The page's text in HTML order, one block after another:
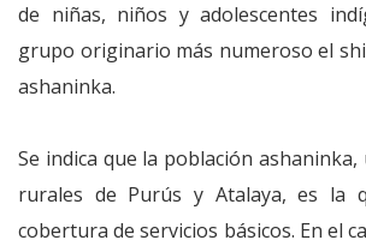
de niñas, niños y adolescentes
grupo originario más numeroso el
ashaninka.
Se indica que la población ashaninka,
rurales de Purús y Atalaya, es la
cobertura de servicios básicos. En el